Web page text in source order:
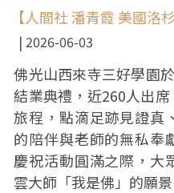
【人間社 潘青霞 美國洛
2026-06-03
佛光山西來寺三好學園
結業典禮，近260人出
旅程，點滴足跡見證真
的陪伴與老師的無私奉
慶祝活動圓滿之際，大
雲大師「我是佛」的願